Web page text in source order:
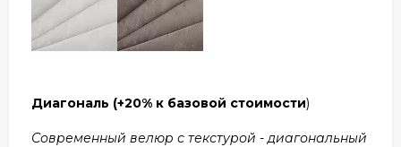
Диагональ (+20% к базовой стоимости)
Современный велюр с текстурой - диагональный